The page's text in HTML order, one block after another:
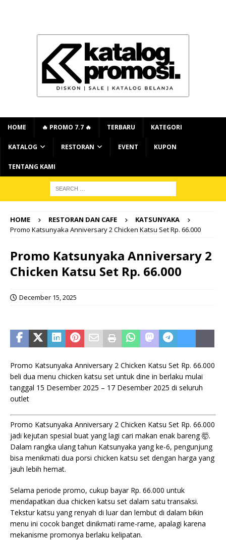
HOME 🔥 PROMO 7.7 🔥 TERBARU KATEGORI
KATALOG RESTORAN EVENT KUPON
TENTANG KAMI
HOME RESTORAN DAN CAFE
KATSUNYAKA
Promo Katsunyaka Anniversary 2 Chicken Katsu Set Rp. 66.000
Promo Katsunyaka Anniversary 2
Chicken Katsu Set Rp. 66.000
December 15, 2025
Promo Katsunyaka Anniversary 2 Chicken Katsu Set Rp. 66.000
beli dua menu chicken katsu set untuk dine in berlaku mulai
tanggal 15 Desember 2025 – 17 Desember 2025 di seluruh
outlet
Promo Katsunyaka Anniversary 2 Chicken Katsu Set Rp. 66.000
jadi kejutan spesial buat yang lagi cari makan enak bareng 🤯.
Dalam rangka ulang tahun Katsunyaka yang ke-6, pengunjung
bisa menikmati dua porsi chicken katsu set dengan harga yang
jauh lebih hemat.
Selama periode promo, cukup bayar Rp. 66.000 untuk
mendapatkan dua chicken katsu set dalam satu transaksi.
Tekstur katsu yang renyah di luar dan lembut di dalam bikin
menu ini cocok banget dinikmati rame-rame, apalagi karena
mekanisme promonya berlaku kelipatan.